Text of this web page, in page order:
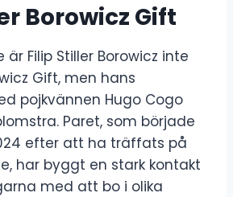
Borowicz Gift
är Filip Stiller Borowicz inte
Gift, men hans
pojkvännen Hugo Cogo
Paret, som började
efter att ha träffats på
har byggt en stark kontakt
med att bo i olika